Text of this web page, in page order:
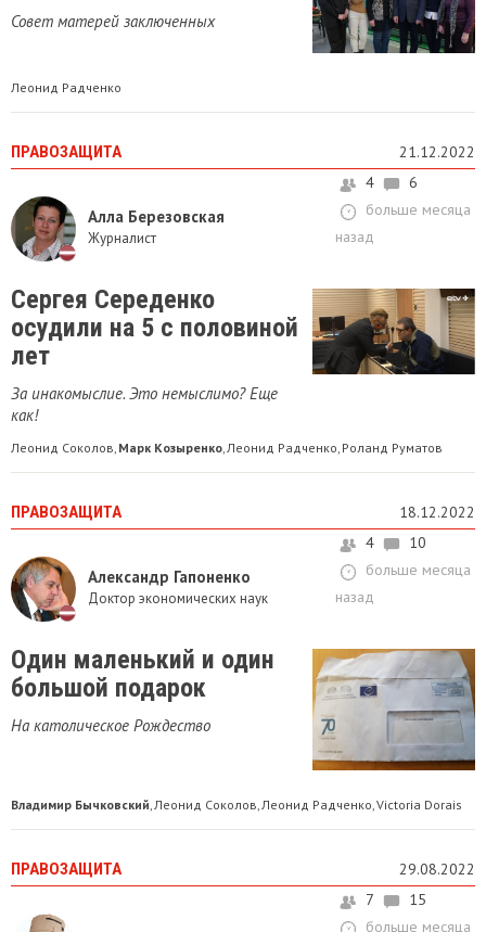
Совет матерей заключенных
Леонид Радченко
ПРАВОЗАЩИТА 21.12.2022
Алла Березовская
Журналист
4
6
больше месяца
назад
Сергея Середенко
осудили на 5 с половиной
лет
За инакомыслие. Это немыслимо? Еще
как!
Леонид Соколов, Марк Козыренко, Леонид Радченко, Роланд Руматов
ПРАВОЗАЩИТА 18.12.2022
Александр Гапоненко
Доктор экономических наук
4
10
больше месяца
назад
Один маленький и один
большой подарок
На католическое Рождество
Владимир Бычковский,Леонид Соколов,Леонид Радченко,Victoria Dorais
ПРАВОЗАЩИТА
29.08.2022
7
15
больше месяца